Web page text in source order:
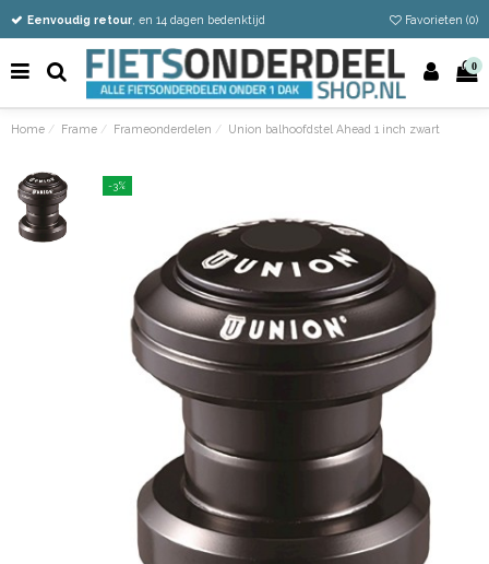
Vandaag besteld
Gratis verzending vanaf €50
Eenvoudig retour, en 14 dagen bedenktijd Favorieten (0)
0
Home Frame Frameonderdelen Union balhoofdstel Ahead 1 inch zwart
-3%